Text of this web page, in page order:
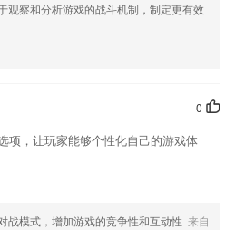
观察和分析游戏的战斗机制，制定更有效
0
项，让玩家能够个性化自己的游戏体
战模式，增加游戏的竞争性和互动性 来自